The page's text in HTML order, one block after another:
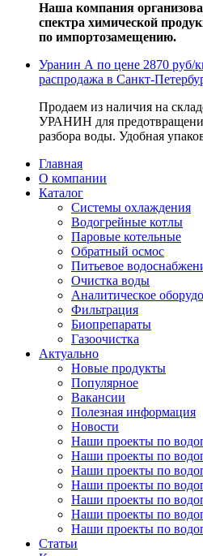
Наша компания
спектра химической
по импортозамещению.
Уранин А по цене 2870 руб/
распродажа в Санкт-
Продаем из наличия на
УРАНИН для
разбора воды. Удобная
Главная
О компании
Каталог
Системы охлаждения
Водогрейные котлы
Паровые котельные
Обратный осмос
Питьевое
Очистка воды
Аналитическое
Фильтрация
Биопрепараты
Газоочистка
Актуально
Новые продукты
Популярное
Вакансии
Полезная информация
Новости
Наши проекты по
Наши проекты по
Наши проекты по
Наши проекты по
Наши проекты по
Наши проекты по
Наши проекты по
Статьи